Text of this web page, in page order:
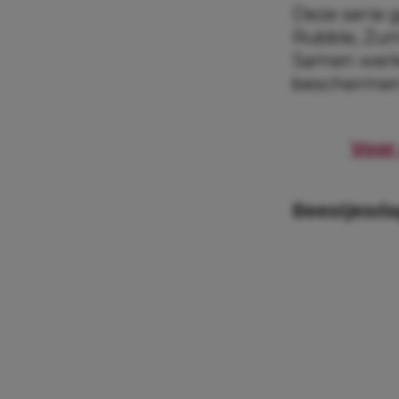
Deze serie
Rubble,
Samen
beschermen.